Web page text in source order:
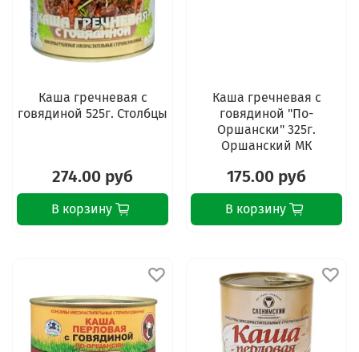
Каша гречневая с
говядиной 525г. Столбцы
274.00 руб
В корзину
Каша гречневая с
говядиной "По-
Оршански" 325г.
Оршанский МК
175.00 руб
В корзину